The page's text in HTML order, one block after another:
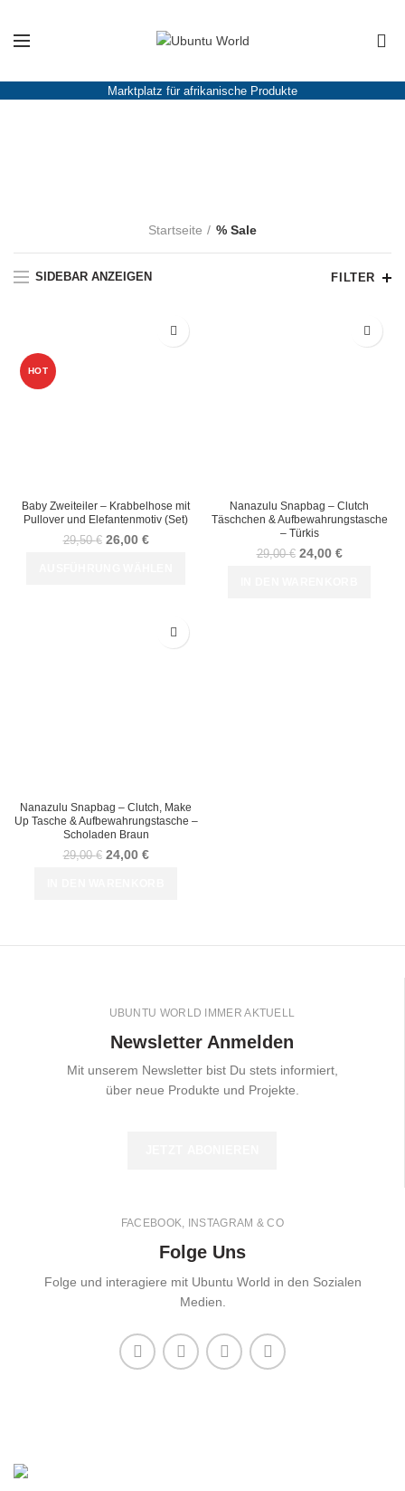
Marktplatz für afrikanische Produkte
Startseite % Sale
SIDEBAR ANZEIGEN FILTER
HOT
Baby Zweiteiler – Krabbelhose mit
Pullover und Elefantenmotiv (Set)
29,50€ 26,00 €
Nanazulu Snapbag – Clutch
Täschchen & Aufbewahrungstasche
– Türkis
29,00€ 24,00 €
Nanazulu Snapbag – Clutch, Make
Up Tasche & Aufbewahrungstasche –
Scholaden Braun
29,00€ 24,00 €
UBUNTU WORLD IMMER AKTUELL
Newsletter Anmelden
Mit unserem Newsletter bist Du stets informiert,
über neue Produkte und Projekte.
FACEBOOK, INSTAGRAM & CO
Folge Uns
Folge und interagiere mit Ubuntu World in den Sozialen
Medien.